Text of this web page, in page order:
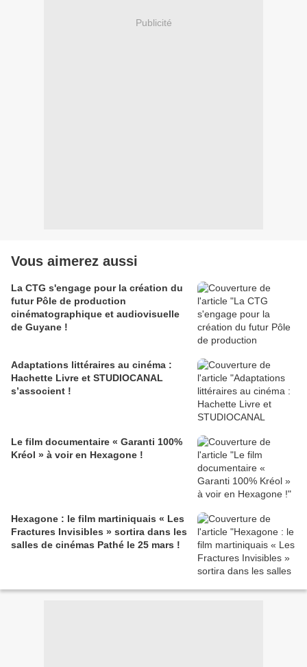
Publicité
Vous aimerez aussi
La CTG s'engage pour la création du
futur Pôle de production
cinématographique et audiovisuelle
de Guyane !
Adaptations littéraires au cinéma :
Hachette Livre et STUDIOCANAL
s’associent !
Le film documentaire « Garanti 100%
Kréol » à voir en Hexagone !
Hexagone : le film martiniquais « Les
Fractures Invisibles » sortira dans les
salles de cinémas Pathé le 25 mars !